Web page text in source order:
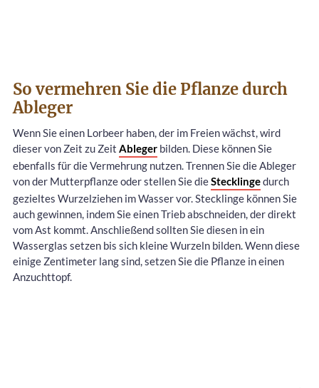
So vermehren Sie die Pflanze durch
Ableger
Wenn Sie einen Lorbeer haben, der im Freien wächst, wird
dieser von Zeit zu Zeit Ableger bilden. Diese können Sie
ebenfalls für die Vermehrung nutzen. Trennen Sie die Ableger
von der Mutterpflanze oder stellen Sie dieStecklingedurch
gezieltes Wurzelziehen im Wasser vor. Stecklinge können Sie
auch gewinnen, indem Sie einen Trieb abschneiden, der direkt
vom Ast kommt. Anschließend sollten Sie diesen in ein
Wasserglas setzen bis sich kleine Wurzeln bilden. Wenn diese
einige Zentimeter lang sind, setzen Sie die Pflanze in einen
Anzuchttopf.